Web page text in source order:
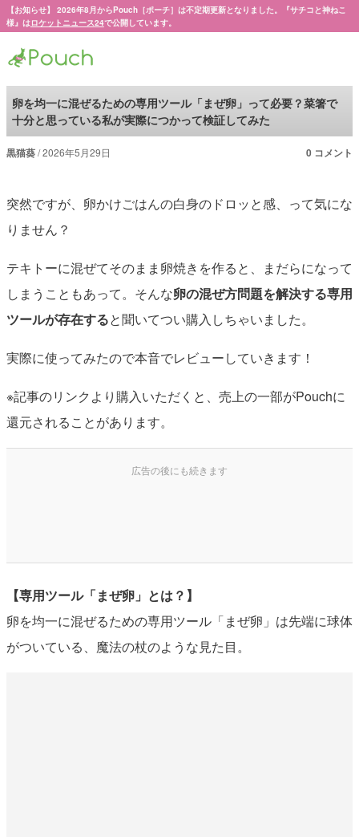
【お知らせ】 2026年8月からPouch［ポーチ］は不定期更新となりました。『サチコと神ねこ
様』はロケットニュース24で公開しています。
卵を均一に混ぜるための専用ツール「まぜ卵」って必要？菜箸で
十分と思っている私が実際につかって検証してみた
黒猫葵 2026年5月29日 0 コメント
突然ですが、卵かけごはんの白身のドロッと感、って気にな
りません？
テキトーに混ぜてそのまま卵焼きを作ると、まだらになって
しまうこともあって。そんな卵の混ぜ方問題を解決する専用
ツールが存在すると聞いてつい購入しちゃいました。
実際に使ってみたので本音でレビューしていきます！
※記事のリンクより購入いただくと、売上の一部がPouchに
還元されることがあります。
【専用ツール「まぜ卵」とは？】
卵を均一に混ぜるための専用ツール「まぜ卵」は先端に球体
がついている、魔法の杖のような見た目。